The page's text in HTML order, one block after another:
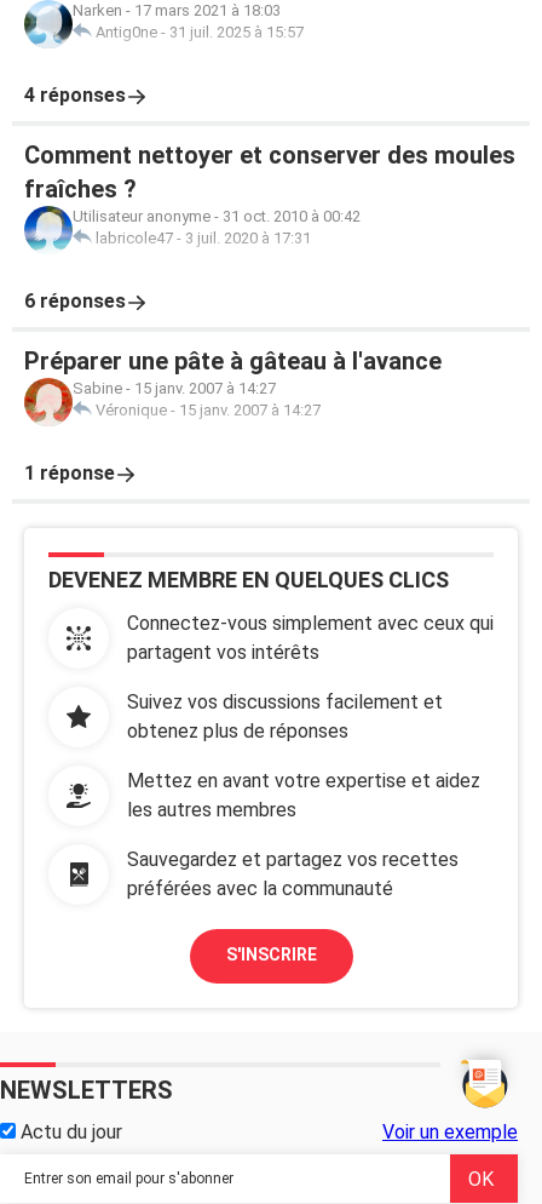
Narken - 17 mars 2021 à 18:03
Antig0ne - 31 juil. 2025 à 15:57
4 réponses
Comment nettoyer et conserver des moules
fraîches ?
Utilisateur anonyme - 31 oct. 2010 à 00:42
labricole47 - 3 juil. 2020 à 17:31
6 réponses
Préparer une pâte à gâteau à l'avance
Sabine - 15 janv. 2007 à 14:27
Véronique - 15 janv. 2007 à 14:27
1 réponse
DEVENEZ MEMBRE EN QUELQUES CLICS
Connectez-vous simplement avec ceux qui
partagent vos intérêts
Suivez vos discussions facilement et
obtenez plus de réponses
Mettez en avant votre expertise et aidez
les autres membres
Sauvegardez et partagez vos recettes
préférées avec la communauté
S'INSCRIRE
NEWSLETTERS
Actu du jour Voir un exemple